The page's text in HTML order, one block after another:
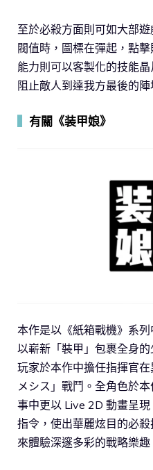
至於必殺方面則可如大部
閥值時，圖標在彈起，點
能力則可以客製化的技能
阻止敵人到達我方最後的陣
有關《装甲娘》
本作是以《紙箱戰機》系
以嶄新「裝甲」包裹全身
玩家於本作中擔任指揮官
メシス」戰鬥。全角色於
事中更以 Live 2D 動畫呈
指令，使出華麗炫目的必
來體驗深邃多彩的戰略樂趣